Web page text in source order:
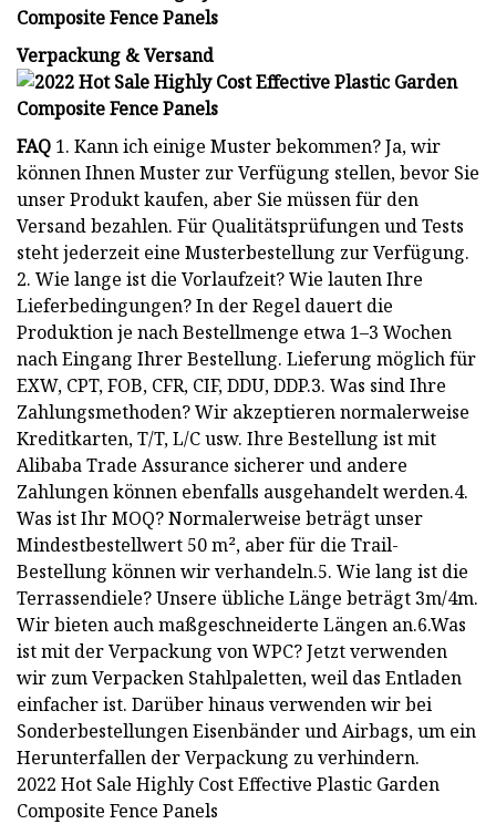
Verpackung & Versand
FAQ 1. Kann ich einige Muster bekommen? Ja, wir
können Ihnen Muster zur Verfügung stellen, bevor Sie
unser Produkt kaufen, aber Sie müssen für den
Versand bezahlen. Für Qualitätsprüfungen und Tests
steht jederzeit eine Musterbestellung zur Verfügung.
2. Wie lange ist die Vorlaufzeit? Wie lauten Ihre
Lieferbedingungen? In der Regel dauert die
Produktion je nach Bestellmenge etwa 1–3 Wochen
nach Eingang Ihrer Bestellung. Lieferung möglich für
EXW, CPT, FOB, CFR, CIF, DDU, DDP.3. Was sind Ihre
Zahlungsmethoden? Wir akzeptieren normalerweise
Kreditkarten, T/T, L/C usw. Ihre Bestellung ist mit
Alibaba Trade Assurance sicherer und andere
Zahlungen können ebenfalls ausgehandelt werden.4.
Was ist Ihr MOQ? Normalerweise beträgt unser
Mindestbestellwert 50 m², aber für die Trail-
Bestellung können wir verhandeln.5. Wie lang ist die
Terrassendiele? Unsere übliche Länge beträgt 3m/4m.
Wir bieten auch maßgeschneiderte Längen an.6.Was
ist mit der Verpackung von WPC? Jetzt verwenden
wir zum Verpacken Stahlpaletten, weil das Entladen
einfacher ist. Darüber hinaus verwenden wir bei
Sonderbestellungen Eisenbänder und Airbags, um ein
Herunterfallen der Verpackung zu verhindern.
2022 Hot Sale Highly Cost Effective Plastic Garden
Composite Fence Panels